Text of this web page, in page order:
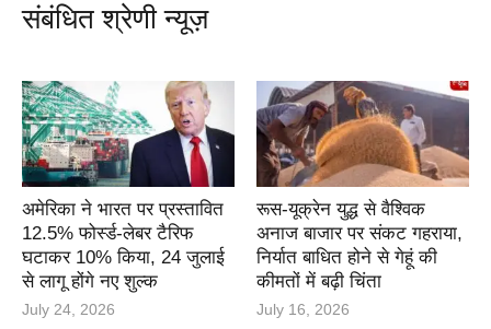
संबंधित श्रेणी न्यूज़
अमेरिका ने भारत पर प्रस्तावित
12.5% फोर्स्ड-लेबर टैरिफ
घटाकर 10% किया, 24 जुलाई
से लागू होंगे नए शुल्क
July 24, 2026
रूस-यूक्रेन युद्ध से वैश्विक
अनाज बाजार पर संकट गहराया,
निर्यात बाधित होने से गेहूं की
कीमतों में बढ़ी चिंता
July 16, 2026